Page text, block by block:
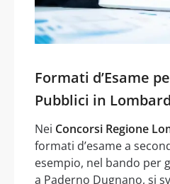
Formati d’Esame
Pubblici in
Nei Concorsi Regione
formati d’esame a
esempio, nel bando per
a Paderno Dugnano, si